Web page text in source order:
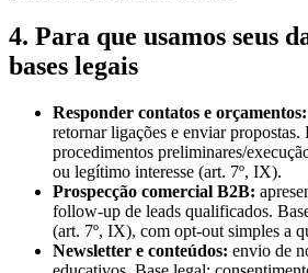
4. Para que usamos seus
bases legais
Responder contatos e orçamentos:
retornar ligações e enviar propostas.
procedimentos preliminares/
ou legítimo interesse (art. 7º, IX).
Prospecção comercial B2B:
follow-up de leads qualificados.
(art. 7º, IX), com opt-out simples a
Newsletter e conteúdos: envio de